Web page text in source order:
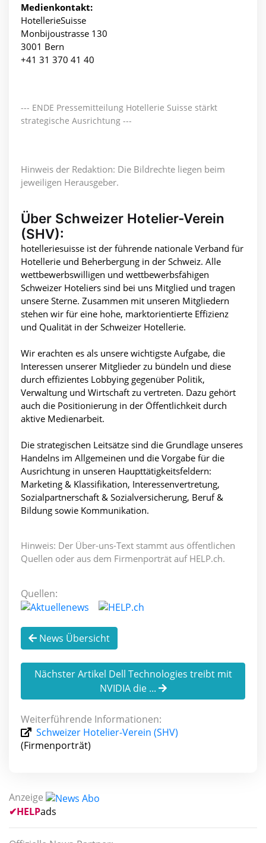
Medienkontakt:
HotellerieSuisse
Monbijoustrasse 130
3001 Bern
+41 31 370 41 40
--- ENDE Pressemitteilung Hotellerie Suisse stärkt
strategische Ausrichtung ---
Hinweis der Redaktion: Die Bildrechte liegen beim
jeweiligen Herausgeber.
Über Schweizer Hotelier-Verein
(SHV):
hotelleriesuisse ist der führende nationale Verband für
Hotellerie und Beherbergung in der Schweiz. Alle
wettbewerbswilligen und wettbewerbsfähigen
Schweizer Hoteliers sind bei uns Mitglied und tragen
unsere Sterne. Zusammen mit unseren Mitgliedern
stehen wir für eine hohe, marktorientierte Effizienz
und Qualität in der Schweizer Hotellerie.
Wir erachten es als unsere wichtigste Aufgabe, die
Interessen unserer Mitglieder zu bündeln und diese
durch effizientes Lobbying gegenüber Politik,
Verwaltung und Wirtschaft zu vertreten. Dazu gehört
auch die Positionierung in der Öffentlichkeit durch
aktive Medienarbeit.
Die strategischen Leitsätze sind die Grundlage unseres
Handelns im Allgemeinen und die Vorgabe für die
Ausrichtung in unseren Haupttätigkeitsfeldern:
Marketing & Klassifikation, Interessenvertretung,
Sozialpartnerschaft & Sozialversicherung, Beruf &
Bildung sowie Kommunikation.
Hinweis: Der Über-uns-Text stammt aus öffentlichen
Quellen oder aus dem Firmenporträt auf HELP.ch.
Quellen:
News Übersicht
Nächster Artikel Dell Technologies treibt mit
NVIDIA die ...
Weiterführende Informationen:
Schweizer Hotelier-Verein (SHV)
(Firmenporträt)
Anzeige
✔HELPads